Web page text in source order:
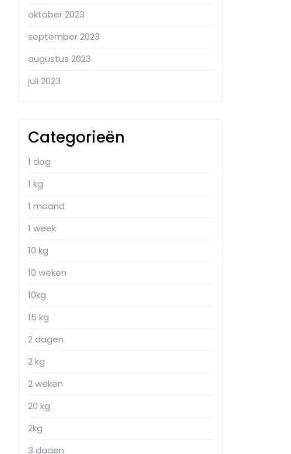
oktober 2023
september 2023
augustus 2023
juli 2023
Categorieën
1 dag
1 kg
1 maand
1 week
10 kg
10 weken
10kg
15 kg
2 dagen
2 kg
2 weken
20 kg
2kg
3 dagen